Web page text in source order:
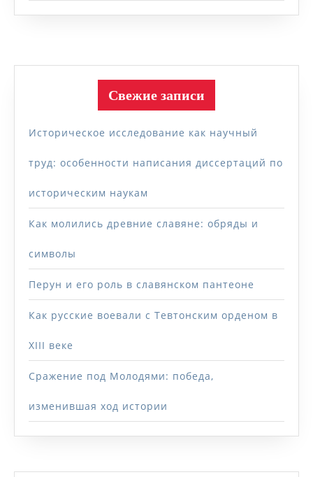
Свежие записи
Историческое исследование как научный
труд: особенности написания диссертаций по
историческим наукам
Как молились древние славяне: обряды и
символы
Перун и его роль в славянском пантеоне
Как русские воевали с Тевтонским орденом в
XIII веке
Сражение под Молодями: победа,
изменившая ход истории